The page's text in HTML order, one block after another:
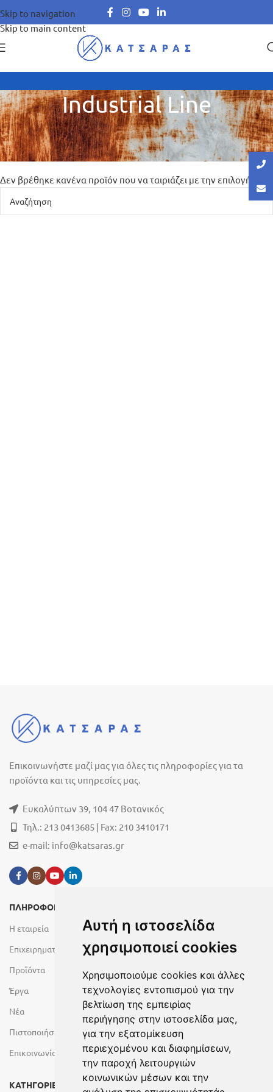
Αυτή η ιστοσελίδα
χρησιμοποιεί cookies
Χρησιμοποιούμε cookies και άλλες
τεχνολογίες εντοπισμού για την
βελτίωση της εμπειρίας
περιήγησης στην ιστοσελίδα μας,
για την εξατομίκευση
περιεχομένου και διαφημίσεων,
την παροχή λειτουργιών
κοινωνικών μέσων και την
Skip to navigation
Skip to main content
Industrial Line
Αρχική σελίδα Φορμάικες HPL Industrial Line
Δεν βρέθηκε κανένα προϊόν που να ταιριάζει με την επιλογή σας.
Επικοινωνήστε μαζί μας για όλες τις πληροφορίες για τα
προϊόντα και τις υπηρεσίες μας.
Ευκαλύπτων 39, 104 47 Βοτανικός
Τηλ.: 213 0413685 | Fax: 210 3410171
e-mail: info@katsaras.gr
ΠΛΗΡΟΦΟΡΙΕΣ
Η εταιρεία
Επιχειρηματικές Μονάδες
Προϊόντα
Έργα
Νέα
Πιστοποιήσεις
Επικοινωνία
ΚΑΤΗΓΟΡΙΕΣ